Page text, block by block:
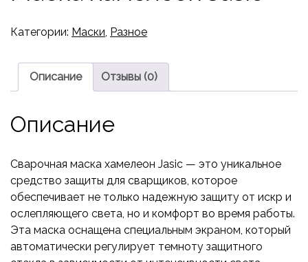
Категории: Маски, Разное
Описание Отзывы (0)
Описание
Сварочная маска хамелеон Jasic — это уникальное
средство защиты для сварщиков, которое
обеспечивает не только надежную защиту от искр и
ослепляющего света, но и комфорт во время работы.
Эта маска оснащена специальным экраном, который
автоматически регулирует темноту защитного